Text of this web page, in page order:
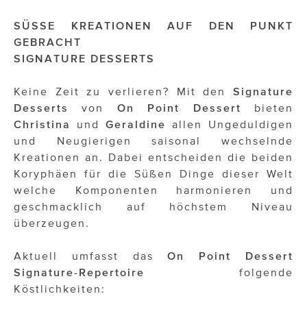
SÜSSE KREATIONEN AUF DEN PUNKT
GEBRACHT
SIGNATURE DESSERTS
Keine Zeit zu verlieren? Mit den Signature
Desserts
von On Point Dessert bieten
Christina
und Geraldine
allen Ungeduldigen
und Neugierigen saisonal wechselnde
Kreationen an. Dabei entscheiden die beiden
Koryphäen für die Süßen Dinge dieser Welt
welche Komponenten harmonieren und
geschmacklich auf höchstem Niveau
überzeugen.
Aktuell umfasst dasOn Point Dessert
Signature-Repertoire
folgende
Köstlichkeiten: